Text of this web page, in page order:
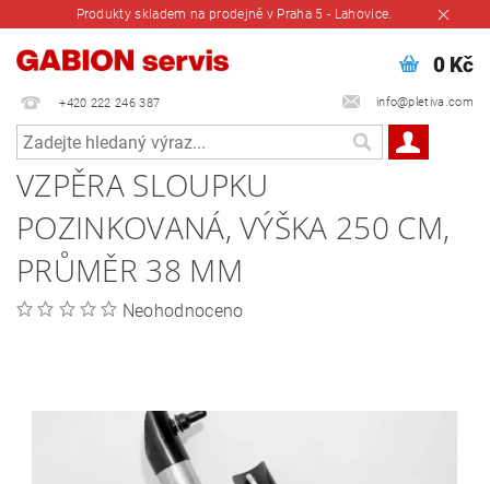
Produkty skladem na prodejně v Praha 5 - Lahovice.
+420 222 246 387 info@pletiva.com
0 Kč
VZPĚRA SLOUPKU
POZINKOVANÁ, VÝŠKA 250 CM,
PRŮMĚR 38 MM
Neohodnoceno